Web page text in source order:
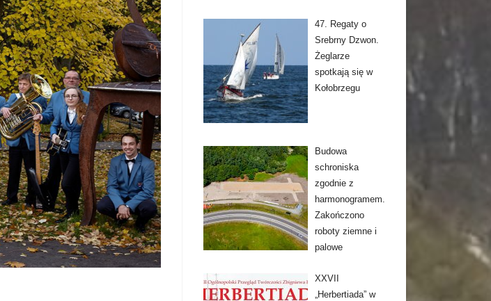
47. Regaty o
Srebrny Dzwon.
Żeglarze
spotkają się w
Kołobrzegu
Budowa
schroniska
zgodnie z
harmonogramem.
Zakończono
roboty ziemne i
palowe
XXVII
„Herbertiada” w